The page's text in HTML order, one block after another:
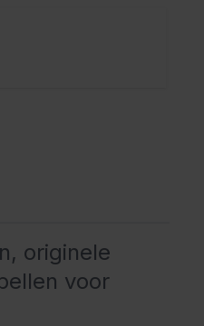
originele
voor